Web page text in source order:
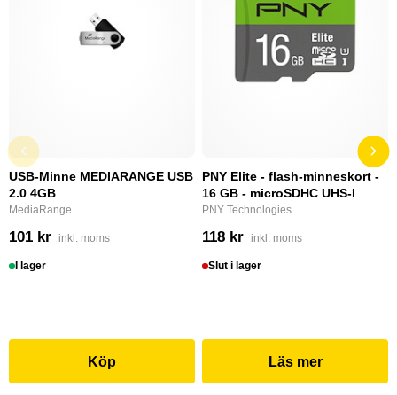
USB-Minne MEDIARANGE USB
2.0 4GB
MediaRange
101 kr inkl. moms
I lager
Köp
PNY Elite - flash-minneskort -
16 GB - microSDHC UHS-I
PNY Technologies
118 kr inkl. moms
Slut i lager
Läs mer